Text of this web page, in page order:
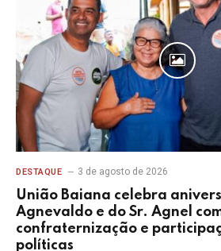
DESTAQUE 3 de agosto de 2026
União Baiana celebra
Agnevaldo e do Sr. Agnel
confraternização e
políticas